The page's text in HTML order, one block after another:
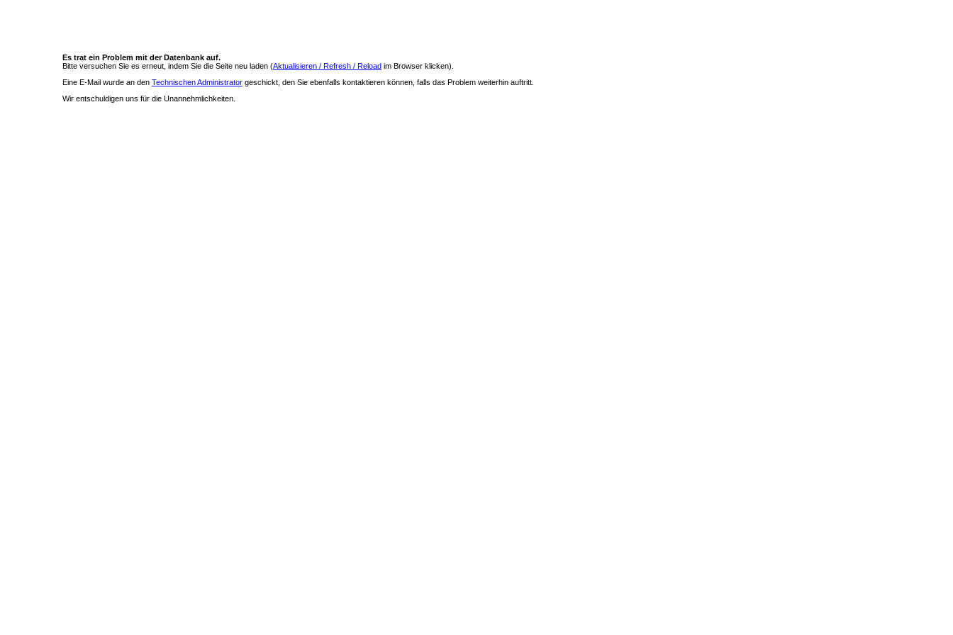
Es trat ein Problem mit der Datenbank auf.
Bitte versuchen Sie es erneut, indem Sie die Seite neu laden (Aktualisieren / Refresh / Reload im Browser klicken).
Eine E-Mail wurde an den Technischen Administrator geschickt, den Sie ebenfalls kontaktieren können, falls das Problem weiterhin auftritt.
Wir entschuldigen uns für die Unannehmlichkeiten.